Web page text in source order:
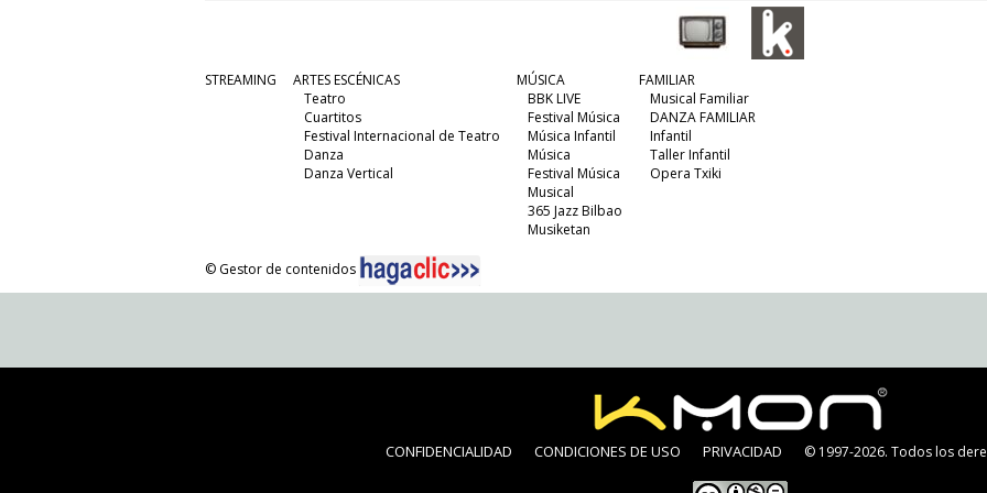
STREAMING
ARTES ESCÉNICAS
Teatro
Cuartitos
Festival Internacional de Teatro
Danza
Danza Vertical
MÚSICA
BBK LIVE
Festival Música
Música Infantil
Música
Festival Música
Musical
365 Jazz Bilbao
Musiketan
FAMILIAR
Musical Familiar
DANZA FAMILIAR
Infantil
Taller Infantil
Opera Txiki
© Gestor de contenidos
CONFIDENCIALIDAD CONDICIONES DE USO PRIVACIDAD © 1997-2026. Todos los